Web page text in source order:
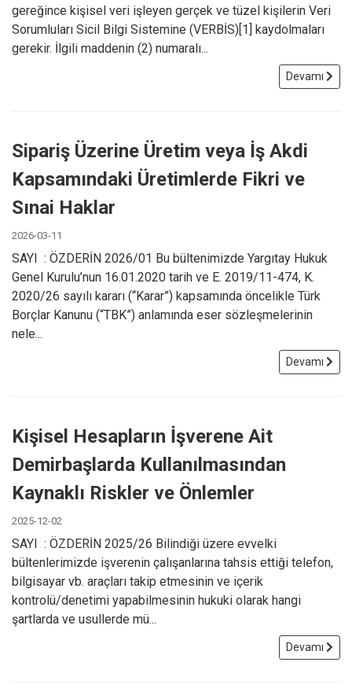
gereğince kişisel veri işleyen gerçek ve tüzel kişilerin Veri
Sorumluları Sicil Bilgi Sistemine (VERBİS)[1] kaydolmaları
gerekir. İlgili maddenin (2) numaralı...
Devamı
Sipariş Üzerine Üretim veya İş Akdi
Kapsamındaki Üretimlerde Fikri ve
Sınai Haklar
2026-03-11
SAYI : ÖZDERİN 2026/01 Bu bültenimizde Yargıtay Hukuk
Genel Kurulu’nun 16.01.2020 tarih ve E. 2019/11-474, K.
2020/26 sayılı kararı (“Karar”) kapsamında öncelikle Türk
Borçlar Kanunu (“TBK”) anlamında eser sözleşmelerinin
nele...
Devamı
Kişisel Hesapların İşverene Ait
Demirbaşlarda Kullanılmasından
Kaynaklı Riskler ve Önlemler
2025-12-02
SAYI : ÖZDERİN 2025/26 Bilindiği üzere evvelki
bültenlerimizde işverenin çalışanlarına tahsis ettiği telefon,
bilgisayar vb. araçları takip etmesinin ve içerik
kontrolü/denetimi yapabilmesinin hukuki olarak hangi
şartlarda ve usullerde mü...
Devamı